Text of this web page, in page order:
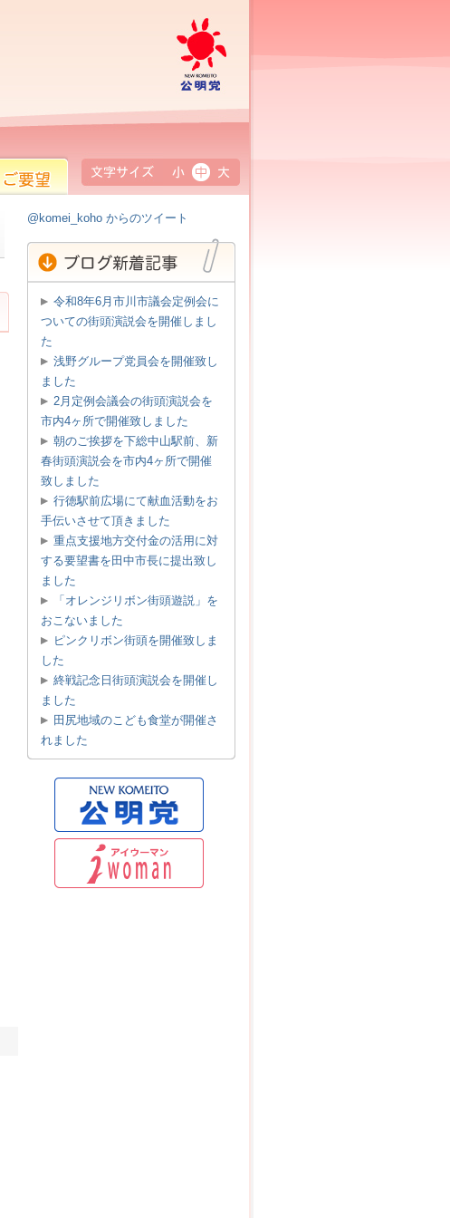
@komei_koho からのツイート
令和8年6月市川市議会定例会に
ついての街頭演説会を開催しまし
た
浅野グループ党員会を開催致し
ました
2月定例会議会の街頭演説会を
市内4ヶ所で開催致しました
朝のご挨拶を下総中山駅前、新
春街頭演説会を市内4ヶ所で開催
致しました
行徳駅前広場にて献血活動をお
手伝いさせて頂きました
重点支援地方交付金の活用に対
する要望書を田中市長に提出致し
ました
「オレンジリボン街頭遊説」を
おこないました
ピンクリボン街頭を開催致しま
した
終戦記念日街頭演説会を開催し
ました
田尻地域のこども食堂が開催さ
れました
公明党